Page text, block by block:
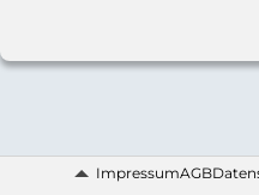
ImpressumAGB